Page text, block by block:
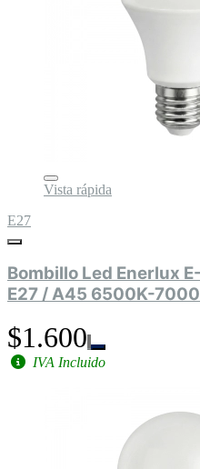
Vista rápida
E27
Bombillo Led Enerlux
E27 / A45 6500K-
$1.600
IVA Incluido